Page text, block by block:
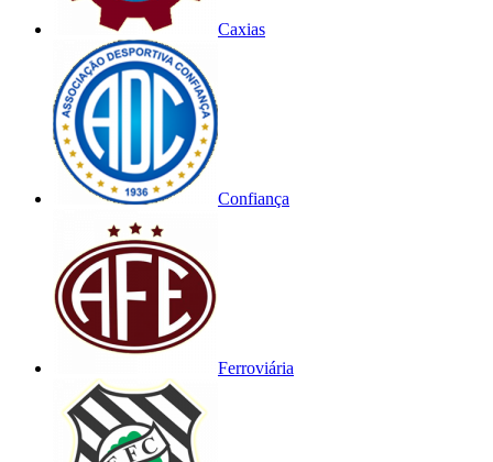
Caxias
Confiança
Ferroviária